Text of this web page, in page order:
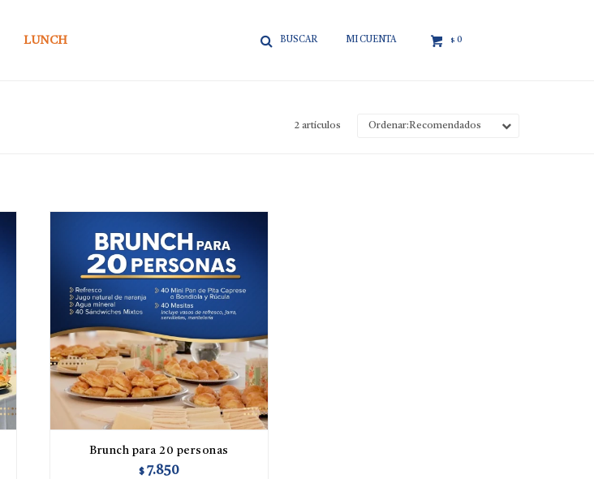
LUNCH $ 0
2 artículos Recomendados
Brunch para 20 personas
$ 7.850